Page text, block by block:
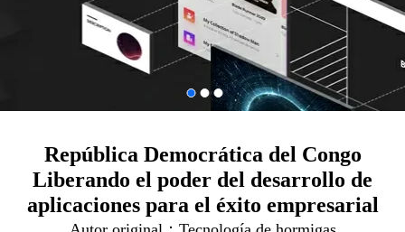
República Democrática del Congo
Liberando el poder del desarrollo de
aplicaciones para el éxito empresarial